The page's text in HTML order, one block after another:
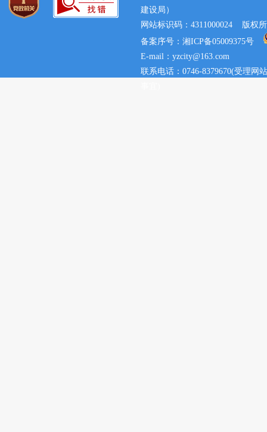
建设局）
网站标识码：4311000024 版权
备案序号：湘ICP备05009375号
E-mail：yzcity@163.com
联系电话：0746-8379670(受理网